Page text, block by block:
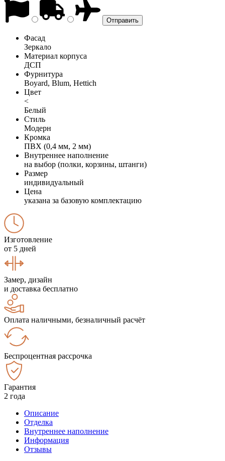
Фасад
Зеркало
Материал корпуса
ДСП
Фурнитура
Boyard, Blum, Hettich
Цвет
<
Белый
Стиль
Модерн
Кромка
ПВХ (0,4 мм, 2 мм)
Внутреннее наполнение
на выбор (полки, корзины, штанги)
Размер
индивидуальный
Цена
указана за базовую комплектацию
Изготовление
от 5 дней
Замер, дизайн
и доставка бесплатно
Оплата наличными, безналичный расчёт
Беспроцентная рассрочка
Гарантия
2 года
Описание
Отделка
Внутреннее наполнение
Информация
Отзывы